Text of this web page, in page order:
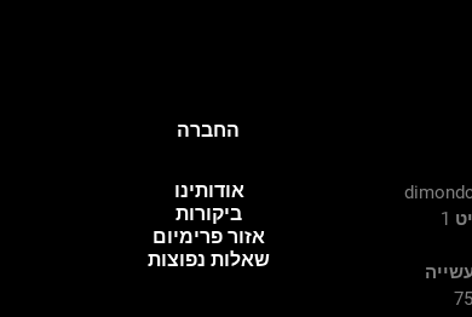
החברה
אודותינו
ביקורות
אזור פרימיום
שאלות נפוצות
1